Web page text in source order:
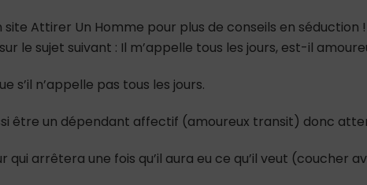
site Attirer Un Homme pour plus de conseils en
le sujet suivant : Il m’appelle tous les jours, est-il
s’il n’appelle pas tous les jours.
être un dépendant affectif (amoureux transit) donc
qui arrêtera une fois qu’il aura eu ce qu’il veut (coucher